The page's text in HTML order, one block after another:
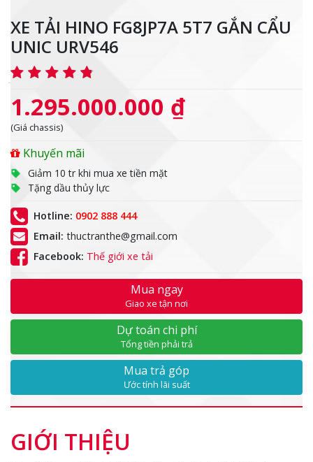
XE TẢI HINO FG8JP7A 5T7 GẮN CẨU
UNIC URV546
1.295.000.000 ₫
(Giá chassis)
Khuyến mãi
Giảm 10 tr khi mua xe tiền mặt
Tặng dầu thủy lực
Hotline: 0902 888 444
Email: thuctranthe@gmail.com
Facebook: Thế giới xe tải
Mua ngay
Giao xe tận nơi
Dự toán chi phí
Tổng tiền phải trả
Mua trả góp
Ước tính lãi suất
GIỚI THIỆU